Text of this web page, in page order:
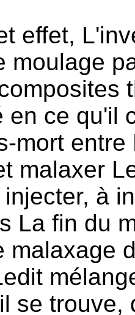
effet,
moulage
en ce qu'il
mort
malaxer
à
La fin du
malaxage
se trouve,